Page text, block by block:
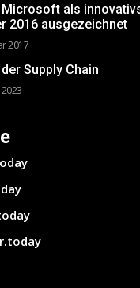
Microsoft als
2016 ausgezeichnet
2017
Supply Chain